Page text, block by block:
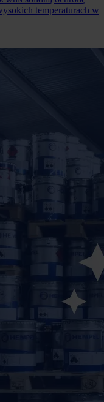
temperaturach w